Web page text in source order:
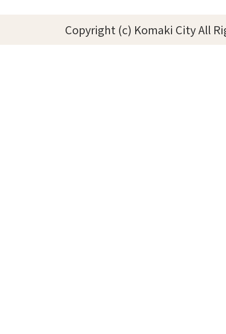
Copyright (c) Komaki City All